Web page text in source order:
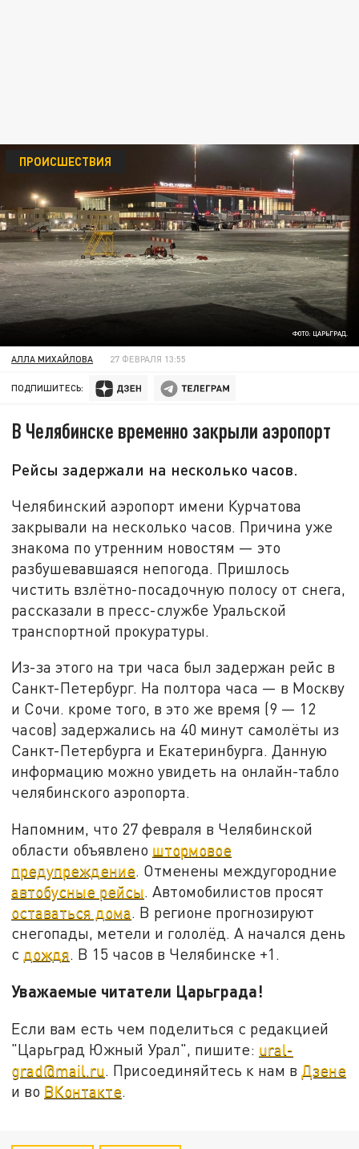
ФОТО: ЦАРЬГРАД.
ПРОИСШЕСТВИЯ
АЛЛА МИХАЙЛОВА 27 ФЕВРАЛЯ 13:55
ПОДПИШИТЕСЬ:
В Челябинске временно закрыли аэропорт
Рейсы задержали на несколько часов.
Челябинский аэропорт имени Курчатова
закрывали на несколько часов. Причина уже
знакома по утренним новостям — это
разбушевавшаяся непогода. Пришлось
чистить взлётно-посадочную полосу от снега,
рассказали в пресс-службе Уральской
транспортной прокуратуры.
Из-за этого на три часа был задержан рейс в
Санкт-Петербург. На полтора часа — в Москву
и Сочи. кроме того, в это же время (9 — 12
часов) задержались на 40 минут самолёты из
Санкт-Петербурга и Екатеринбурга. Данную
информацию можно увидеть на онлайн-табло
челябинского аэропорта.
Напомним, что 27 февраля в Челябинской
области объявлено штормовое
предупреждение. Отменены междугородние
автобусные рейсы. Автомобилистов просят
оставаться дома. В регионе прогнозируют
снегопады, метели и гололёд. А начался день
с дождя. В 15 часов в Челябинске +1.
Уважаемые читатели Царьграда!
Если вам есть чем поделиться с редакцией
"Царьград Южный Урал", пишите: ural-
grad@mail.ru . Присоединяйтесь к нам в Дзене
и во ВКонтакте